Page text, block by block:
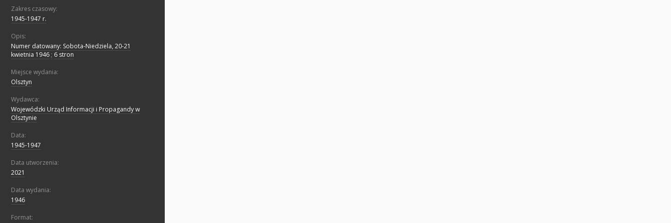
Zakres czasowy:
1945-1947 r.
Opis:
Numer datowany: Sobota-Niedziela, 20-21
kwietnia 1946 ; 6 stron
Miejsce wydania:
Olsztyn
Wydawca:
Wojewódzki Urząd Informacji i Propagandy w
Olsztynie
Data:
1945-1947
Data utworzenia:
2021
Data wydania:
1946
Format: